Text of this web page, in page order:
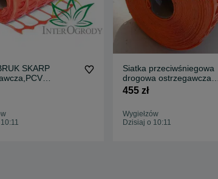
SKARP
Siatka przeciwśniegowa
drogowa ostrzegawcza
1,2x50 Pomarańczowa
455 zł
Wygiełzów
Dzisiaj o 10:11